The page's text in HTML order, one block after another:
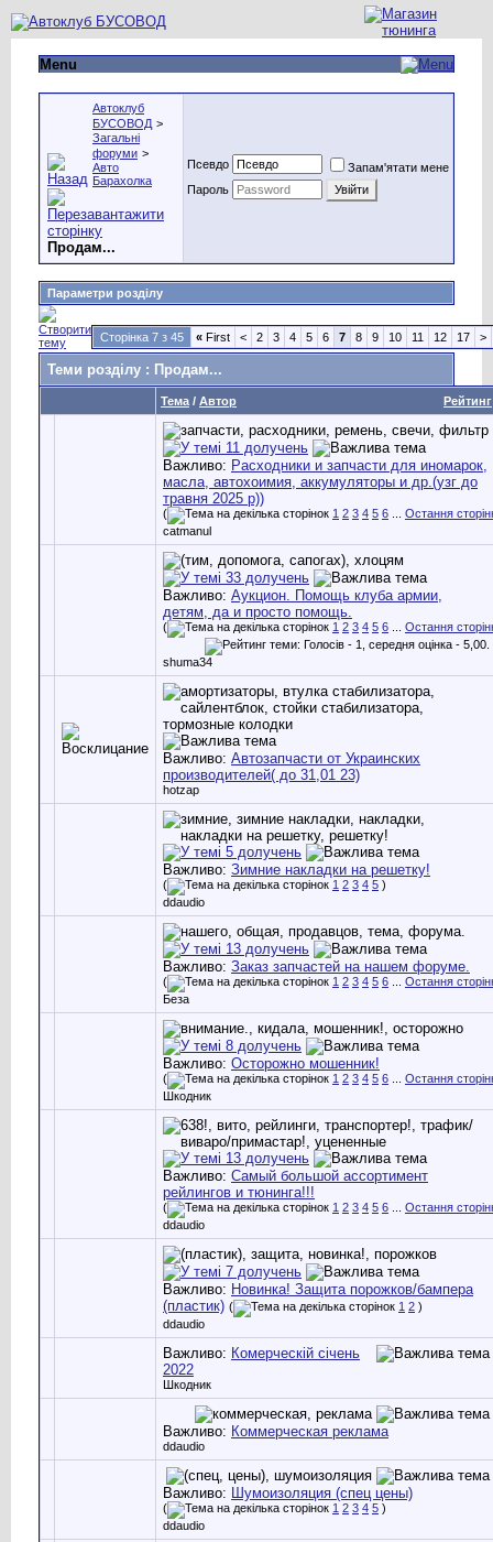
Menu
Автоклуб
БУСОВОД >
Загальні
форуми >
Авто
Барахолка
Продам...
Псевдо
Запам'ятати мене
Пароль
Параметри розділу
Сторінка 7 з 45 « First < 2 3 4 5 6 7 8 9 10 11 12 17 >
Теми розділу : Продам...
Рейтинг
Тема / Автор
Важливо: Расходники и запчасти для иномарок,
масла, автохоимия, аккумуляторы и др.(узг до
травня 2025 р))
( 1 2 3 4 5 6
Остання
catmanul
Важливо: Аукцион. Помощь клуба армии,
детям, да и просто помощь.
( 1 2 3 4 5 6 Остання
shuma34
Важливо: Автозапчасти от Украинских
производителей( до 31,01 23)
hotzap
Важливо: Зимние накладки на решетку!
( 1 2 3 4 5 )
ddaudio
Важливо: Заказ запчастей на нашем форуме.
( 1 2 3 4 5 6
Остання
Беза
Важливо: Осторожно мошенник!
( 1 2 3 4 5 6
Остання
Шкодник
Важливо: Самый большой ассортимент
рейлингов и тюнинга!!!
( 1 2 3 4 5 6
Остання
ddaudio
Важливо: Новинка! Защита порожков/бампера
(пластик) ( 1 2 )
ddaudio
Важливо: Комерческій січень
2022
Шкодник
Важливо: Коммерческая реклама
ddaudio
Важливо: Шумоизоляция (спец цены)
( 1 2 3 4 5 )
ddaudio